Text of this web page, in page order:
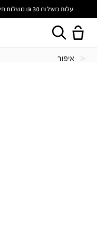
עלות משלוח 30 ₪ משלוח חינם ברכישה ב-249 ₪ ומעלה | עד 14 ימי עסקים
איפור